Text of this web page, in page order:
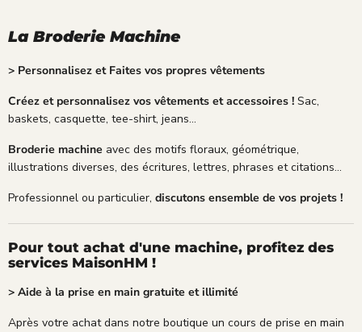
La Broderie Machine
> Personnalisez et Faites vos propres vêtements
Créez et personnalisez vos vêtements et accessoires ! Sac,
baskets, casquette, tee-shirt, jeans...
Broderie machine avec des motifs floraux, géométrique,
illustrations diverses, des écritures, lettres, phrases et citations...
Professionnel ou particulier, discutons ensemble de vos projets !
Pour tout achat d'une machine, profitez des
services MaisonHM !
> Aide à la prise en main gratuite et illimité
Après votre achat dans notre boutique un cours de prise en main